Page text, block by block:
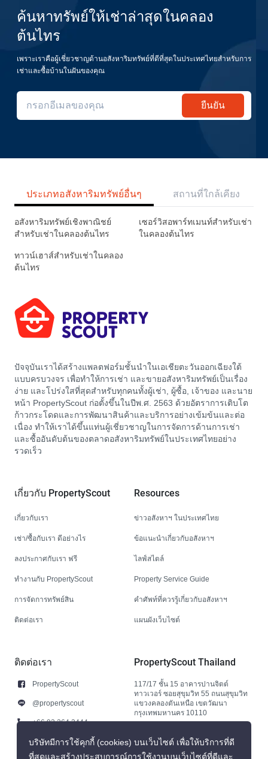
ค้นหาทรัพย์ให้เช่าล่าสุดในคลอง
ต้นไทร
เพราะเราคือผู้เชี่ยวชาญด้านอสังหาริมทรัพย์ที่ดีที่สุดในประเทศไทยสำหรับการ
เช่าและซื้อบ้านในฝันของคุณ
ยืนยัน
ประเภทอสังหาริมทรัพย์อื่นๆ สถานที่ใกล้เคียง
อสังหาริมทรัพย์เชิงพาณิชย์
สำหรับเช่าในคลองต้นไทร
เซอร์วิสอพาร์ทเมนท์สำหรับเช่า
ในคลองต้นไทร
ทาวน์เฮาส์สำหรับเช่าในคลอง
ต้นไทร
ปัจจุบันเราได้สร้างแพลตฟอร์มชั้นนำในเอเชียตะวันออกเฉียงใต้
แบบครบวงจร เพื่อทำให้การเช่า และขายอสังหาริมทรัพย์เป็นเรื่อง
ง่าย และโปร่งใสที่สุดสำหรับทุกคนทั้งผู้เช่า, ผู้ซื้อ, เจ้าของ และนาย
หน้า PropertyScout ก่อตั้งขึ้นในปีพ.ศ. 2563 ด้วยอัตราการเติบโต
ก้าวกระโดดและการพัฒนาสินค้าและบริการอย่างเข้มข้นและต่อ
เนื่อง ทำให้เราได้ขึ้นแท่นผู้เชี่ยวชาญในการจัดการด้านการเช่า
และซื้ออันดับต้นของตลาดอสังหาริมทรัพย์ในประเทศไทยอย่าง
รวดเร็ว
เกี่ยวกับ PropertyScout
เกี่ยวกับเรา
เช่า/ซื้อกับเรา ดีอย่างไร
ลงประกาศกับเรา ฟรี
ทำงานกับ PropertyScout
การจัดการทรัพย์สิน
ติดต่อเรา
Resources
ข่าวอสังหาฯ ในประเทศไทย
ข้อแนะนำเกี่ยวกับอสังหาฯ
ไลฟ์สไตล์
Property Service Guide
คำศัพท์ที่ควรรู้เกี่ยวกับอสังหาฯ
แผนผังเว็บไซต์
ติดต่อเรา
PropertyScout
@propertyscout
+66 92 264 3444
+66 92 264 3444
PropertyScout Thailand
117/17 ชั้น 15 อาคารปานจิตต์
ทาวเวอร์ ซอยสุขุมวิท 55 ถนนสุขุมวิท
แขวงคลองตันเหนือ เขตวัฒนา
กรุงเทพมหานคร 10110
บริษัทมีการใช้คุกกี้ (cookies) บนเว็บไซต์ เพื่อให้บริการที่ดี
ที่สุดและสร้างประสบการณ์การใช้งานบนเว็บไซต์ที่ดีและ